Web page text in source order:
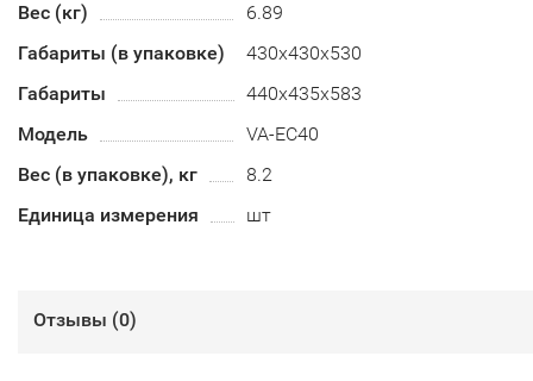
Вес (кг)
6.89
Габариты (в упаковке)
430х430х530
Габариты
440х435х583
Модель
VA-EC40
Вес (в упаковке), кг
8.2
Единица измерения
шт
Отзывы (0)